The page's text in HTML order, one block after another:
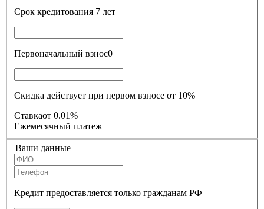
Срок кредитования 7 лет
Первоначальный взнос0
Скидка действует при первом взносе от 10%
Ставкаот 0.01%
Ежемесячный платеж
Ваши данные
Кредит предоставляется только гражданам РФ